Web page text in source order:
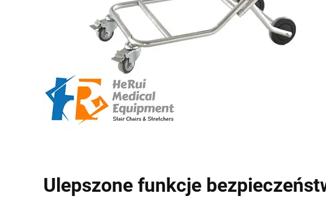
Ulepszone funkcje